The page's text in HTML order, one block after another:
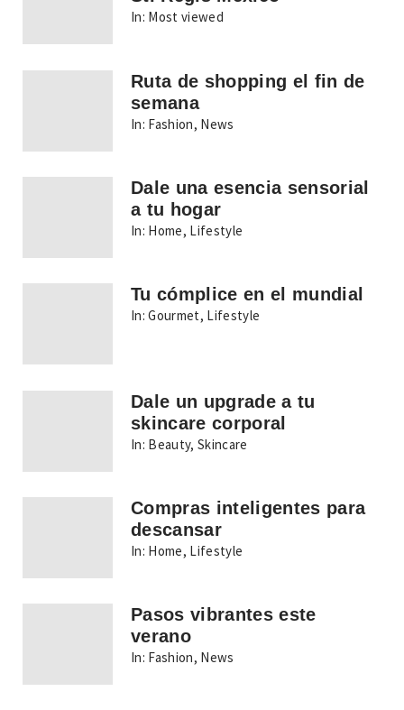
In: Most viewed
Ruta de shopping el fin de
semana
In: Fashion, News
Dale una esencia sensorial
a tu hogar
In: Home, Lifestyle
Tu cómplice en el mundial
In: Gourmet, Lifestyle
Dale un upgrade a tu
skincare corporal
In: Beauty,Skincare
Compras inteligentes para
descansar
In: Home, Lifestyle
Pasos vibrantes este
verano
In: Fashion, News